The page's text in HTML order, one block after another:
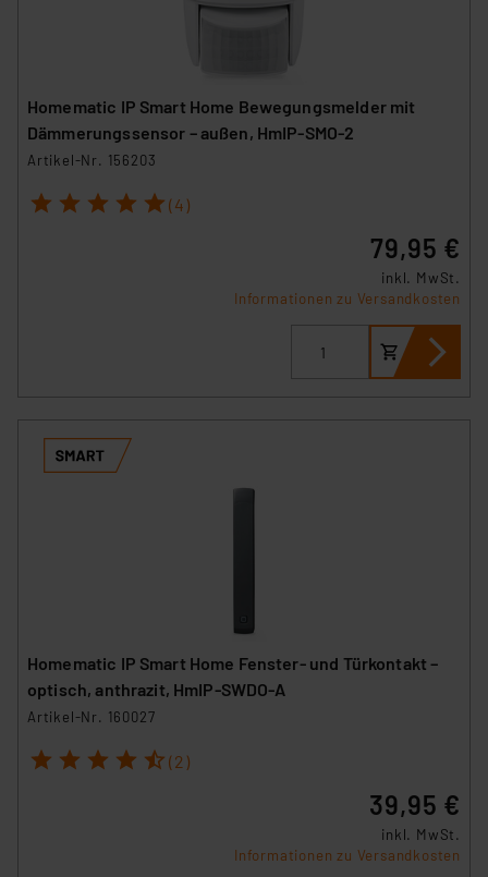
Homematic IP Smart Home Bewegungsmelder mit
Dämmerungssensor – außen, HmIP-SMO-2
Artikel-Nr. 156203
1 2 3 4 5 (4)
79,95 €
inkl. MwSt.
Informationen zu Versandkosten
Homematic IP Smart Home Fenster- und Türkontakt –
optisch, anthrazit, HmIP-SWDO-A
Artikel-Nr. 160027
1 2 3 4 5 (2)
39,95 €
inkl. MwSt.
Informationen zu Versandkosten